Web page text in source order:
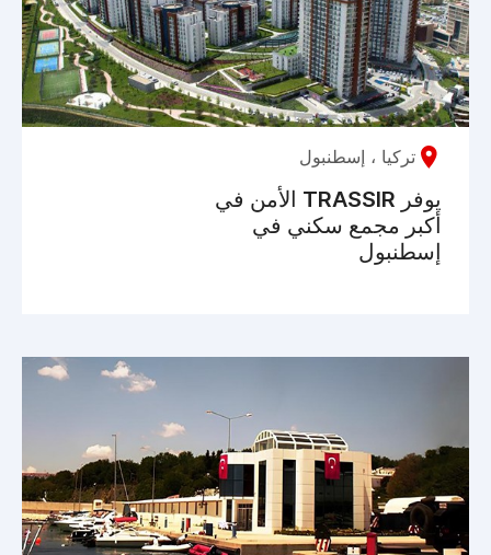
تركيا ، إسطنبول
يوفر TRASSIR الأمن في
أكبر مجمع سكني في
إسطنبول